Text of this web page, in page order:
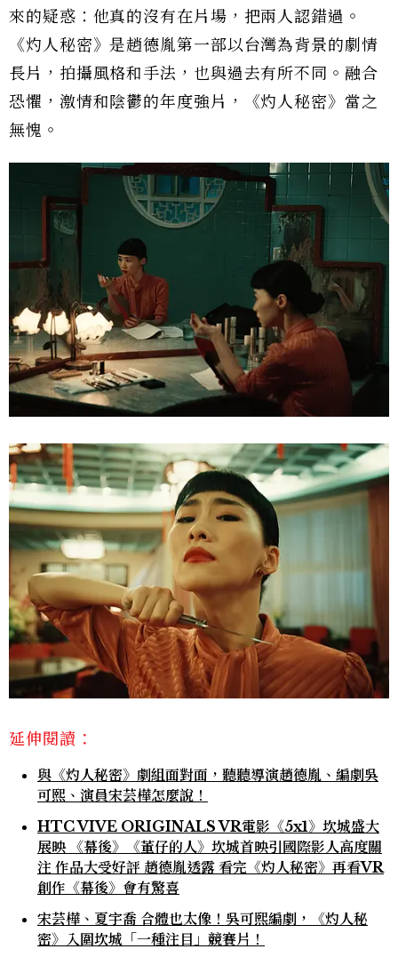
來的疑惑：他真的沒有在片場，把兩人認錯過。
《灼人秘密》是趙德胤第一部以台灣為背景的劇情
長片，拍攝風格和手法，也與過去有所不同。融合
恐懼，激情和陰鬱的年度強片，《灼人秘密》當之
無愧。
延伸閱讀：
與《灼人秘密》劇組面對面，聽聽導演趙德胤、編劇吳
可熙、演員宋芸樺怎麼說！
HTC VIVE ORIGINALS VR電影《5x1》坎城盛大
展映 《幕後》《董仔的人》坎城首映引國際影人高度關
注 作品大受好評 趙德胤透露 看完《灼人秘密》再看VR
創作《幕後》會有驚喜
宋芸樺、夏宇喬 合體也太像！吳可熙編劇，《灼人秘
密》入圍坎城「一種注目」競賽片！